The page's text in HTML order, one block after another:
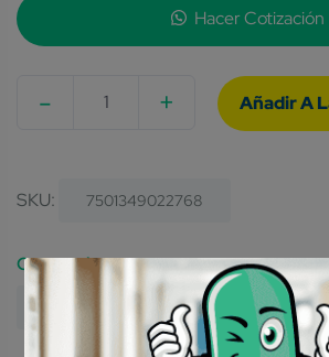
Hacer Cotización
- +
SKU: 7501349022768
Category:
Medicamentos Genéricos